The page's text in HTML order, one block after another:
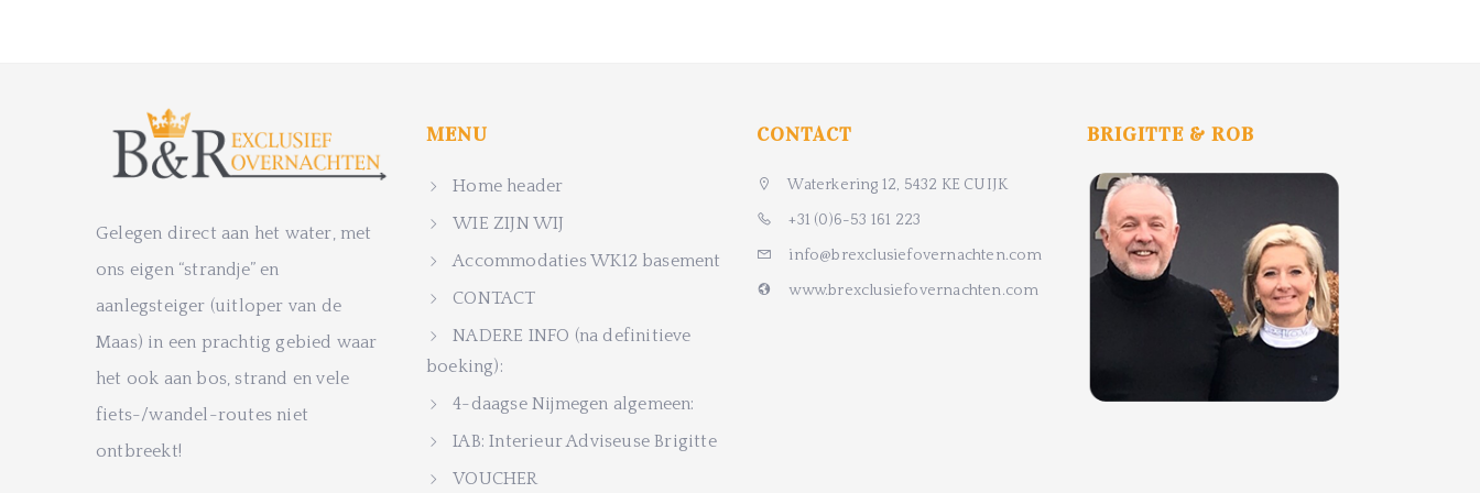
Gelegen direct aan het water, met
ons eigen “strandje” en
aanlegsteiger (uitloper van de
Maas) in een prachtig gebied waar
het ook aan bos, strand en vele
fiets-/wandel-routes niet
ontbreekt!
MENU
Home header
WIE ZIJN WIJ
Accommodaties WK12 basement
CONTACT
NADERE INFO (na definitieve
boeking):
4-daagse Nijmegen algemeen:
IAB: Interieur Adviseuse Brigitte
VOUCHER
CONTACT
Waterkering 12, 5432 KE CUIJK
+31 (0)6-53 161 223
info@brexclusiefovernachten.com
www.brexclusiefovernachten.com
BRIGITTE & ROB